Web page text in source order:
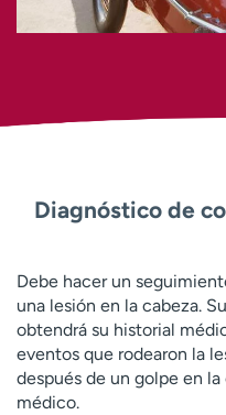
Diagnóstico de
Debe hacer un
una lesión en la cabeza.
obtendrá su historial
eventos que rodearon la
después de un golpe en
médico.